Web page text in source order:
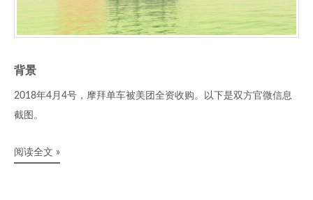
背景
2018年4月4号，摩拜单车被美团全资收购。以下是双方官微信息
截图。
阅读全文 »